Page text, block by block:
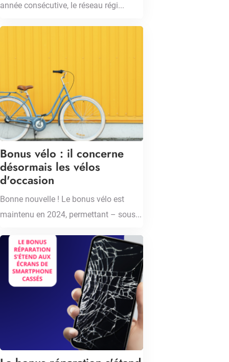
année consécutive, le réseau régi...
Bonus vélo : il concerne
désormais les vélos
d'occasion
Bonne nouvelle ! Le bonus vélo est
maintenu en 2024, permettant – sous...